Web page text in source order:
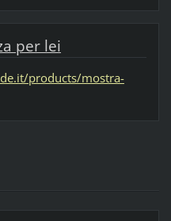
per lei
products/mostra-